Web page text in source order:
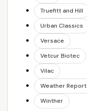
Truefitt and Hill
Urban Classics
Versace
Vetcur Biotec
Vilac
Weather Report
Winther